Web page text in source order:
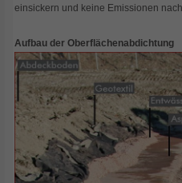
einsickern und keine Emissionen
Aufbau der Oberflächenabdichtung